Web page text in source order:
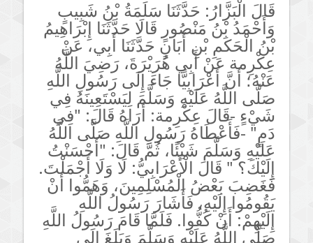
قَالَ الْبَزَّارُ: حَدَّثَنَا سَلَمَةُ بْنُ شَبِيبٍ
وَأَحْمَدُ بْنُ مَنْصُورٍ قَالَا حَدَّثَنَا إِبْرَاهِيمُ
بْنُ الْحَكَمِ بْنِ أَبَانٍ حَدَّثَنَا أَبِي، عَنْ
عِكْرِمة عَنْ أَبِي هُرَيْرَةَ، رَضِيَ اللَّهُ
عَنْهُ؛ أَنَّ أَعْرَابِيًّا جَاءَ إِلَى رَسُولِ اللَّهِ
صَلَّى اللَّهُ عَلَيْهِ وَسَلَّمَ لِيَسْتَعِينَهُ فِي
شَيْءٍ -قَالَ عِكْرِمة: أَرَاهُ قَالَ: "فِي
دَمٍ" -فَأَعْطَاهُ رَسُولِ اللَّهِ صَلَّى اللَّهُ
عَلَيْهِ وَسَلَّمَ شَيْئًا، ثُمَّ قَالَ: "أَحْسَنْتُ
إِلَيْكَ؟ " قَالَ الْأَعْرَابِيُّ: لَا وَلَا أَجْمَلْتَ.
فَغَضِبَ بَعْضُ الْمُسْلِمِينَ، وَهَمُّوا أَنْ
يَقُومُوا إِلَيْهِ، فَأَشَارَ رَسُولُ اللَّهِ
إِلَيْهِمْ: أَنْ كُفُّوا. فَلَمَّا قَامَ رَسُولُ اللَّهِ
صَلَّى اللَّهُ عَلَيْهِ وَسَلَّمَ وَبَلَغَ إِلَى